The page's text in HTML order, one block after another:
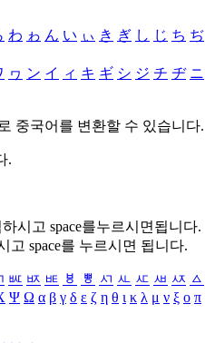
わ ゎ ん い ぃ き ぎ し じ ち ぢ
ヮ ン イ ィ キ ギ シ ジ チ ヂ ニ
중국어를 변환할 수 있습니다.
.
시고 space를누르시면됩니다.
고 space를 누르시면 됩니다.
ㅵ ㅶ ㅷ ㅸ ㅹ ㅺ ㅻ ㅼ ㅽ ㅾ ㅿ
Ψ Ω α β γ δ ε ζ η θ ι κ λ μ ν ξ ο π